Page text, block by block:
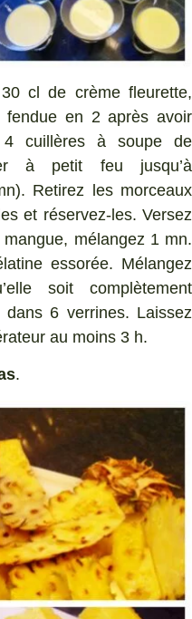
cl de crème fleurette,
en 2 après avoir
cuillères à soupe de
à petit feu jusqu’à
Retirez les morceaux
et réservez-les. Versez
mélangez 1 mn.
essorée. Mélangez
soit complètement
6 verrines. Laissez
au moins 3 h.
.